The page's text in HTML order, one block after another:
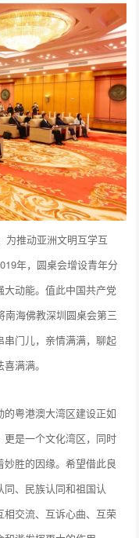
为推动亚洲文明互学互
年，圆桌会增设青年分
动能。值此中国共产党
南海佛教深圳圆桌会第三
门儿，亲情满满，聊起
满满。
粤港澳大湾区建设正如
是一个文化湾区，同时
胜的因缘。希望借此良
、民族认同和祖国认
交流、互诉心曲、互荣